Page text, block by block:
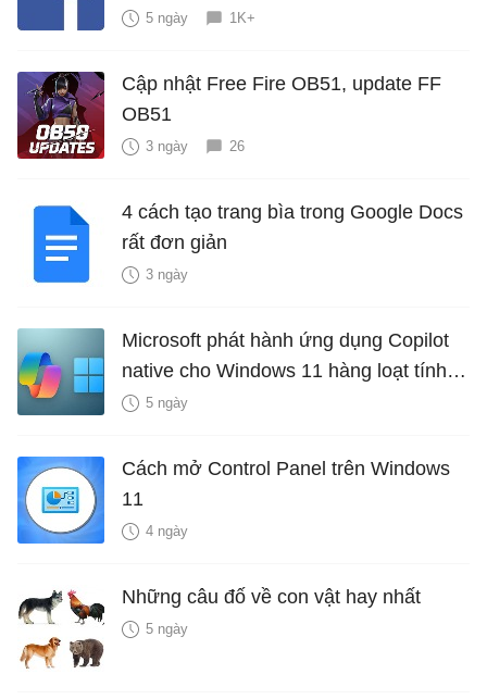
5 ngày 1K+
Cập nhật Free Fire OB51, update FF
OB51
3 ngày 26
4 cách tạo trang bìa trong Google Docs
rất đơn giản
3 ngày
Microsoft phát hành ứng dụng Copilot
native cho Windows 11 hàng loạt tính
năng mới Hữu Ích
5 ngày
Cách mở Control Panel trên Windows
11
4 ngày
Những câu đố về con vật hay nhất
5 ngày